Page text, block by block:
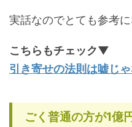
実話なのでとても参考に
こちらもチェック▼
引き寄せの法則は嘘じ
ごく普通の方が1億